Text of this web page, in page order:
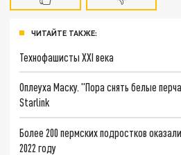
ЧИТАЙТЕ ТАКЖЕ:
Технофашисты XXI века
Оплеуха Маску. "Пора снять белые
Starlink
Более 200 пермских подростков
2022 году